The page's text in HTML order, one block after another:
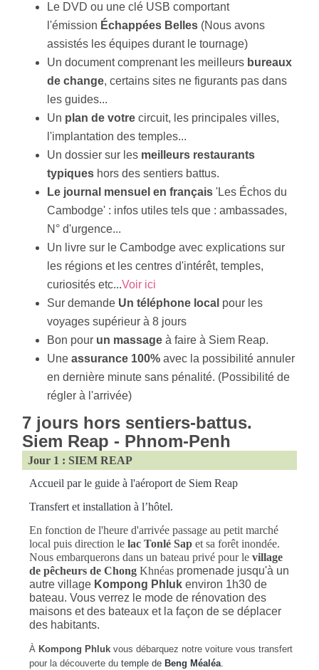
Le DVD ou une clé USB comportant
l'émission Échappées Belles (Nous avons
assistés les équipes durant le tournage)
Un document comprenant les meilleurs bureaux
de change, certains sites ne figurants pas dans
les guides...
Un plan de votre circuit, les principales villes,
l'implantation des temples...
Un dossier sur les meilleurs restaurants
typiques hors des sentiers battus.
Le journal mensuel en français 'Les Échos du
Cambodge' : infos utiles tels que : ambassades,
N° d'urgence...
Un livre sur le Cambodge avec explications sur
les régions et les centres d'intérêt, temples,
curiosités etc...Voir ici
Sur demande Un téléphone local pour les
voyages supérieur à 8 jours
Bon pour un massage à faire à Siem Reap.
Uneassurance 100%avec la possibilité annuler
en dernière minute sans pénalité. (Possibilité de
régler à l'arrivée)
7 jours hors sentiers-battus.
Siem Reap - Phnom-Penh
Jour 1 : SIEM REAP
Accueil par le guide à l'aéroport de Siem Reap
Transfert et installation à l’hôtel.
En fonction de l'heure d'arrivée passage au petit marché
local puis direction lelac Tonlé Sap et sa forêt inondée.
Nous embarquerons dans un bateau privé pour levillage
de pêcheurs de ChongKhnéas promenade jusqu'à un
autre village Kompong Phluk environ 1h30 de
bateau. Vous verrez le mode de rénovation des
maisons et des bateaux et la façon de se déplacer
des habitants.
À Kompong Phluk vous débarquez notre voiture vous transfert
pour la découverte du temple de Beng Méaléa.